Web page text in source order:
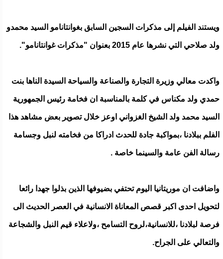
ويستند الفيلم إلى مذكرات السجين السابق بغوانتانامو السيد محمدو
ولد صلاحي التي نشرها عام 2015 بعنوان "مذكرات غوانتانامو".
واكدت معالي وزيرة التجارة والصناعة والسياحة السيدة الناها بنت
حمدي ولد مكناس في كلمة بالمناسبة ان فخامة رئيس الجمهورية
السيد محمد ولد الشيخ الغزواني اوعز خلال تصوير بعض مشاهد هذا
الفلم ببلادنا ،بمواكبة جادة للحدث ادراكا من فخامته لنبل وجسامة
رسالة الفن عامة والسينما خاصة .
واضافت ان موريتانيا اليوم تحتفي بضيوفها الذين بذلوا جهدا رائعا
لتحويل احدى اكبر قصص المعاناة الانسانية في العصر الحديث الى
فرصة لبلادنا ،للانسانية،لروح التسامح ،ولاعلاء قيم النبل والشجاعة
والتعالي على الجراح.